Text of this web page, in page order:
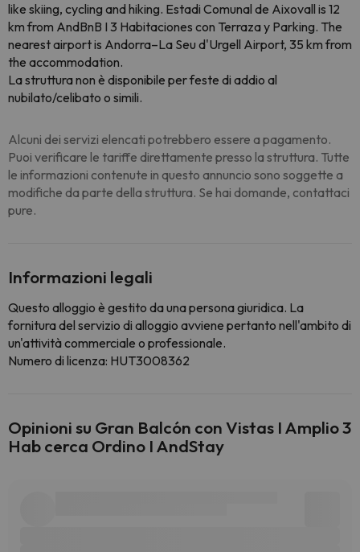
like skiing, cycling and hiking. Estadi Comunal de Aixovall is 12
km from AndBnB I 3 Habitaciones con Terraza y Parking. The
nearest airport is Andorra–La Seu d'Urgell Airport, 35 km from
the accommodation.
La struttura non è disponibile per feste di addio al
nubilato/celibato o simili.
Alcuni dei servizi elencati potrebbero essere a pagamento.
Puoi verificare le tariffe direttamente presso la struttura. Tutte
le informazioni contenute in questo annuncio sono soggette a
modifiche da parte della struttura. Se hai domande, contattaci
pure.
Informazioni legali
Questo alloggio è gestito da una persona giuridica. La
fornitura del servizio di alloggio avviene pertanto nell'ambito di
un'attività commerciale o professionale.
Numero di licenza: HUT3008362
Opinioni su Gran Balcón con Vistas I Amplio 3
Hab cerca Ordino I AndStay